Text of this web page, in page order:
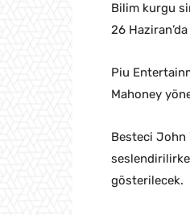
Bilim kurgu
26
Piu
Mahoney
Besteci John
gösterilecek.